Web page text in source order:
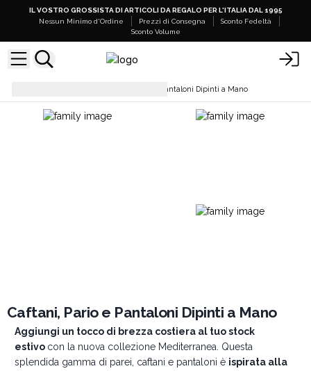
IL VOSTRO GROSSISTA DI ARTICOLI DA REGALO PER L'ITALIA DAL 1995
Nessun Minimo d'Ordine
Prezzi di Consegna
Sconto Fedeltà
Sconto Volume
Caftani, Pario e Pantaloni Dipinti a Mano
Caftani, Pario e Pantaloni Dipinti a Mano
Aggiungi un tocco di brezza costiera al tuo stock
estivo con la nuova collezione Mediterranea. Questa
splendida gamma di parei, caftani e pantaloni è ispirata alla